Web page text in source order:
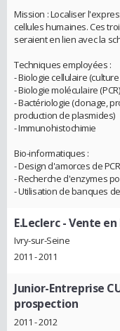
Mission : Localiser
cellules humaines. Ces
seraient en lien avec la
Techniques employées :
- Biologie cellulaire
- Biologie moléculaire (PCR)
- Bactériologie (clonage,
production de plasmides)
- Immunohistochimie
Bio-informatiques :
- Design d'amorces de
- Recherche d'enzymes
- Utilisation de banques
E.Leclerc- Vente
Ivry-sur-Seine
2011 - 2011
Junior-Entreprise
prospection
2011 - 2012